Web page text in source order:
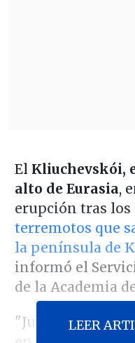
El Kliuchevskói,
alto de Eurasia,
erupción tras los
terremotos que
la península de
informó el
de la Academia
"Justo ahora
LEER